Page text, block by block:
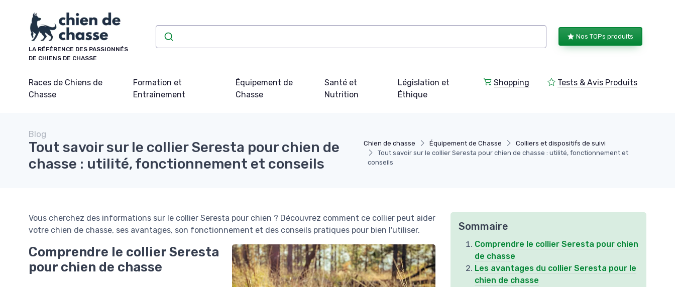
LA RÉFÉRENCE DES PASSIONNÉS
DE CHIENS DE CHASSE
Nos TOPs produits
Races de Chiens de
Chasse
Formation et
Entraînement
Équipement de
Chasse
Santé et
Nutrition
Législation et
Éthique
Shopping Tests & Avis Produits
Chien de chasse Équipement de Chasse
Colliers et dispositifs de suivi
Tout savoir sur le collier Seresta pour chien de chasse : utilité, fonctionnement et
conseils
Blog
Tout savoir sur le collier Seresta pour chien de
chasse : utilité, fonctionnement et conseils
Vous cherchez des informations sur le collier Seresta pour chien ? Découvrez comment ce collier peut aider
votre chien de chasse, ses avantages, son fonctionnement et des conseils pratiques pour bien l'utiliser.
Comprendre le collier Seresta
pour chien de chasse
Sommaire
Comprendre le collier Seresta pour chien
de chasse
Les avantages du collier Seresta pour le
chien de chasse